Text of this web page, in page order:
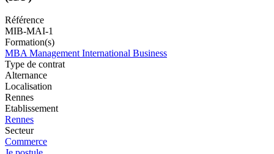
Référence
MIB-MAI-1
Formation(s)
MBA Management International Business
Type de contrat
Alternance
Localisation
Rennes
Etablissement
Rennes
Secteur
Commerce